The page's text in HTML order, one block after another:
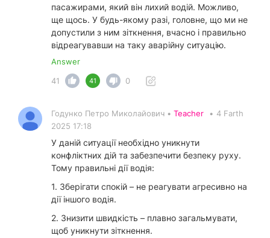
пасажирами, який він лихий водій. Можливо,
ще щось. У будь-якому разі, головне, що ми не
допустили з ним зіткнення, вчасно і правильно
відреагувавши на таку аварійну ситуацію.
Answer
41
41 0
Годунко Петро Миколайович • Teacher • 4 Farth
2025 17:18
У даній ситуації необхідно уникнути
конфліктних дій та забезпечити безпеку руху.
Тому правильні дії водія:
1. Зберігати спокій – не реагувати агресивно на
дії іншого водія.
2. Знизити швидкість – плавно загальмувати,
щоб уникнути зіткнення.